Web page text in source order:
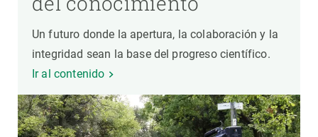
Un futuro donde la apertura, la colaboración y la
integridad sean la base del progreso científico.
Ir al contenido